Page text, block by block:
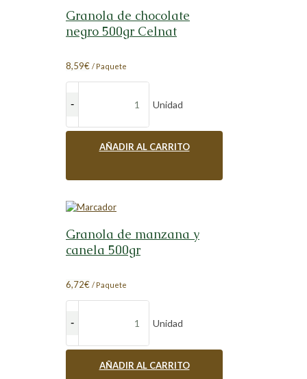
Granola de chocolate
negro 500gr Celnat
8,59€ / Paquete
Unidad
AÑADIR AL CARRITO
Granola de manzana y
canela 500gr
6,72€ / Paquete
Unidad
AÑADIR AL CARRITO